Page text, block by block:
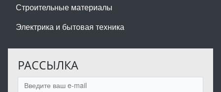
Строительные материалы
Электрика и бытовая техника
РАССЫЛКА